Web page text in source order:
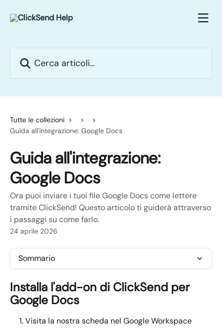
Tutte le collezioni
Guida all'integrazione: Google Docs
Guida all'integrazione:
Google Docs
Ora puoi inviare i tuoi file Google Docs come lettere
tramite ClickSend! Questo articolo ti guiderà attraverso
i passaggi su come farlo.
24 aprile 2026
Sommario
Installa l'add-on di ClickSend per
Google Docs
Visita la nostra scheda nel Google Workspace